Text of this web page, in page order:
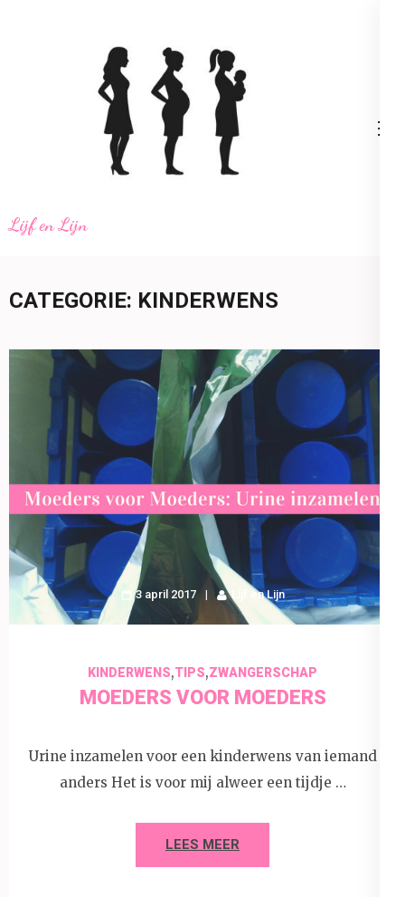
Lijf en Lijn
CATEGORIE: KINDERWENS
3 april 2017 Lijf en Lijn
KINDERWENS,TIPS,ZWANGERSCHAP
MOEDERS VOOR MOEDERS
Urine inzamelen voor een kinderwens van iemand
anders Het is voor mij alweer een tijdje …
LEES MEER